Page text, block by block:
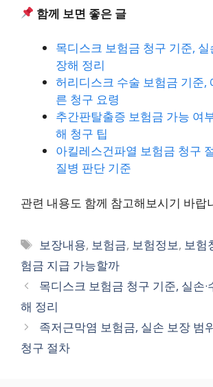
함께 보면 좋은 글
목디스크 보험금 청구 기준, 실
장해 정리
허리디스크 수술 보험금 기준,
른 청구 요령
추간판탈출증 보험금 가능 여
해 청구 팁
아킬레스건파열 보험금 청구
질병 판단 기준
관련 내용도 함께 참고해보시기 바랍
태
그
보장내용, 보험금, 보험정보, 보험
험금 지급 가능할까
목디스크 보험금 청구 기준, 실손·
해 정리
족저근막염 보험금, 실손 보장 범
청구 절차